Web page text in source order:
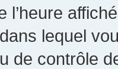
l’heure
lequel
de contrôle